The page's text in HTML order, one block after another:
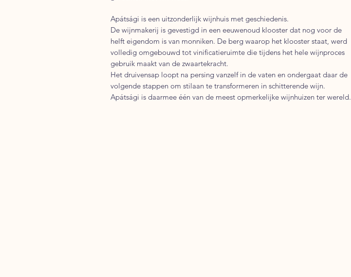
Apátsági is een uitzonderlijk wijnhuis met geschiedenis.
De wijnmakerij is gevestigd in een eeuwenoud klooster dat nog voor de
helft eigendom is van monniken. De berg waarop het klooster staat, werd
volledig omgebouwd tot vinificatieruimte die tijdens het hele wijnproces
gebruik maakt van de zwaartekracht.
Het druivensap loopt na persing vanzelf in de vaten en ondergaat daar de
volgende stappen om stilaan te transformeren in schitterende wijn.
Apátsági is daarmee één van de meest opmerkelijke wijnhuizen ter wereld.